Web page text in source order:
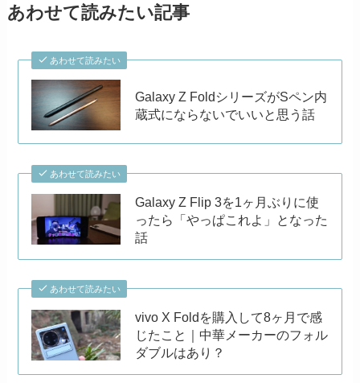
あわせて読みたい記事
あわせて読みたい
Galaxy Z FoldシリーズがSペン内
蔵式にならないでいいと思う話
あわせて読みたい
Galaxy Z Flip 3を1ヶ月ぶりに使
ったら「やっぱこれよ」となった
話
あわせて読みたい
vivo X Foldを購入して8ヶ月で感
じたこと｜中華メーカーのフォル
ダブルはあり？